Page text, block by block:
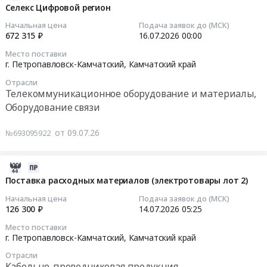
Селекс Цифровой регион
Начальная цена
672 315 ₽
Подача заявок до (МСК)
16.07.2026 00:00
Место поставки
г. Петропавловск-Камчатский, Камчатский край
Отрасли
Телекоммуникационное оборудование и материалы,
Оборудование связи
№693095922 от 09.07.26
Поставка расходных материалов (электротовары лот 2)
Начальная цена
126 300 ₽
Подача заявок до (МСК)
14.07.2026 05:25
Место поставки
г. Петропавловск-Камчатский, Камчатский край
Отрасли